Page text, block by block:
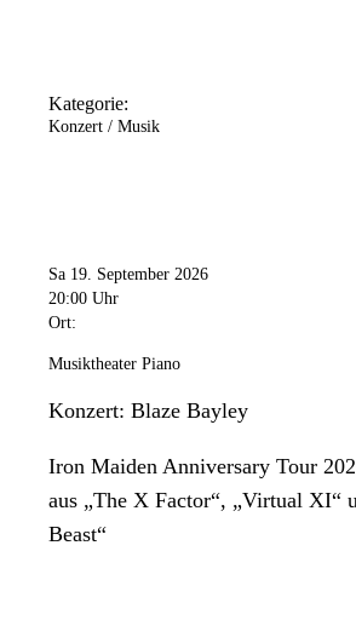
Kategorie:
Konzert / Musik
Sa 19. September 2026
20:00 Uhr
Ort:
Musiktheater Piano
Konzert: Blaze Bayley
Iron Maiden Anniversary Tour
aus „The X Factor“, „Virtual XI“
Beast“